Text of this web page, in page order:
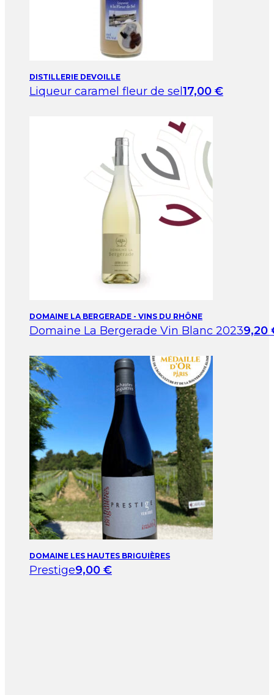
DISTILLERIE DEVOILLE
Liqueur caramel fleur de sel17,00 €
DOMAINE LA BERGERADE - VINS DU RHÔNE
Domaine La Bergerade Vin Blanc 20239,20
DOMAINE LES HAUTES BRIGUIÈRES
Prestige9,00 €